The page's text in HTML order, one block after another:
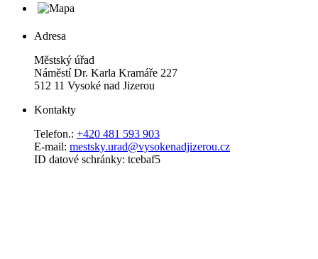
Adresa
Městský úřad
Náměstí Dr. Karla Kramáře 227
512 11 Vysoké nad Jizerou
Kontakty
Telefon.: +420 481 593 903
E-mail: mestsky.urad@vysokenadjizerou.cz
ID datové schránky: tcebaf5